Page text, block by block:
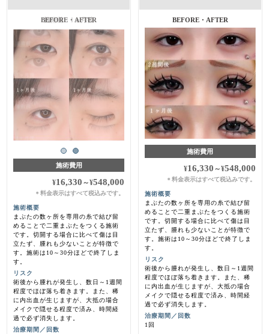
施術前・1ヵ月後
施術費用
¥16,330 ～¥548,000
＊料金表示はすべて税込みです。
施術概要
まぶたの数ヶ所を専用の糸で結び留
めることで二重まぶたをつくる施術
です。切開する場合に比べて傷は目
立たず、腫れも少ないことが特徴で
す。施術は10～30分ほどで終了しま
す。
リスク
術後から腫れが発生し、数日～1週間
程度でほぼ落ち着きます。また、稀
に内出血が生じますが、大抵の場合
メイクで隠せる程度で済み、時間経
過で必ず消失します。
治療期間／回数
BEFORE・AFTER
施術費用
¥16,330 ～¥548,000
＊ 料金表示はすべて税込みです。
施術概要
まぶたの数ヶ所を専用の糸で結び留
めることで二重まぶたをつくる施術
です。切開する場合に比べて傷は目
立たず、腫れも少ないことが特徴で
す。施術は10～30分ほどで終了しま
す。
リスク
術後から腫れが発生し、数日～1週間
程度でほぼ落ち着きます。また、稀
に内出血が生じますが、大抵の場合
メイクで隠せる程度で済み、時間経
過で必ず消失します。
治療期間／回数
1回